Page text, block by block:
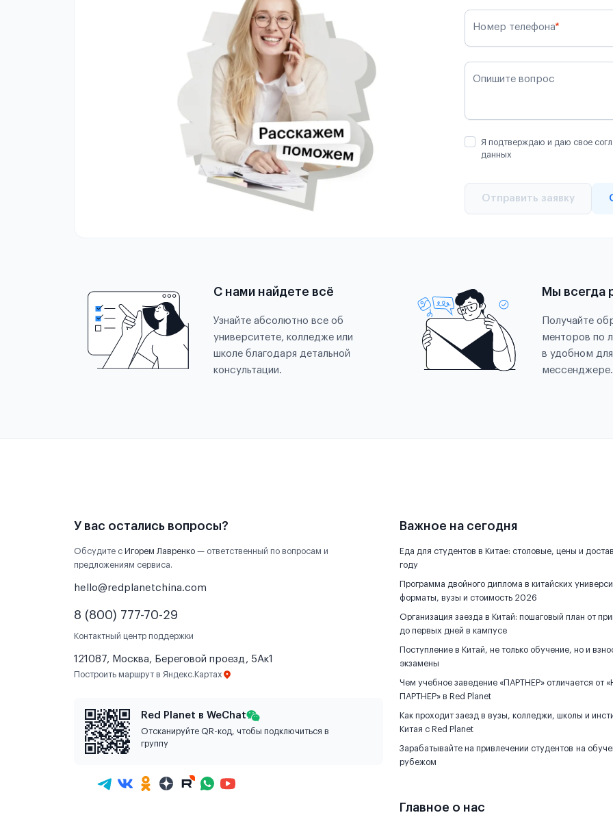
Номер телефона*
Опишите вопрос
Я подтверждаю и даю свое
данных
Отправить заявку
С нами найдете всё
Узнайте абсолютно все об
университете, колледже или
школе благодаря детальной
консультации.
Мы всегда
Получайте
менторов по
в удобном
мессенджере.
У вас остались вопросы?
Обсудите с Игорем Лавренко — ответственный по вопросам и
предложениям сервиса.
hello@redplanetchina.com
8 (800) 777-70-29
Контактный центр поддержки
121087, Москва, Береговой проезд, 5Ак1
Построить маршрут в Яндекс.Картах
Red Planet в WeChat
Отсканируйте QR-код, чтобы подключиться в
группу
Важное на сегодня
Еда для студентов в Китае: столовые, цены и
году
Программа двойного диплома в китайских
форматы, вузы и стоимость 2026
Организация заезда в Китай: пошаговый план от
до первых дней в кампусе
Поступление в Китай, не только обучение, но и
экзамены
Чем учебное заведение «ПАРТНЕР» отличается от
ПАРТНЕР» в Red Planet
Как проходит заезд в вузы, колледжи, школы и
Китая с Red Planet
Зарабатывайте на привлечении студентов на
рубежом
Главное о нас